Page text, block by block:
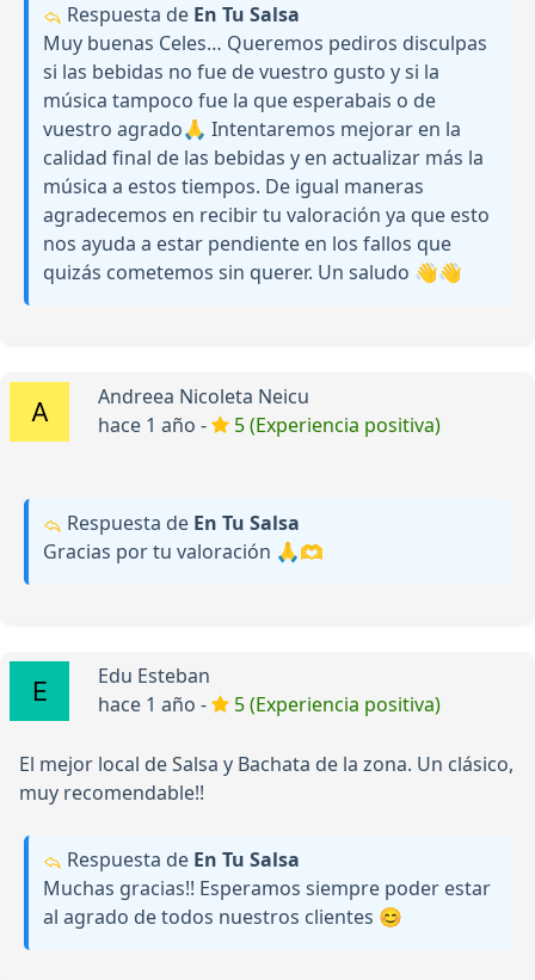
Respuesta de En Tu Salsa
Muy buenas Celes… Queremos pediros disculpas
si las bebidas no fue de vuestro gusto y si la
música tampoco fue la que esperabais o de
vuestro agrado🙏 Intentaremos mejorar en la
calidad final de las bebidas y en actualizar más la
música a estos tiempos. De igual maneras
agradecemos en recibir tu valoración ya que esto
nos ayuda a estar pendiente en los fallos que
quizás cometemos sin querer. Un saludo 👋👋
Andreea Nicoleta Neicu
hace 1 año -
5 (Experiencia positiva)
Respuesta de En Tu Salsa
Gracias por tu valoración 🙏🫶
Edu Esteban
hace 1 año -
5 (Experiencia positiva)
El mejor local de Salsa y Bachata de la zona. Un clásico,
muy recomendable!!
Respuesta de En Tu Salsa
Muchas gracias!! Esperamos siempre poder estar
al agrado de todos nuestros clientes 😊